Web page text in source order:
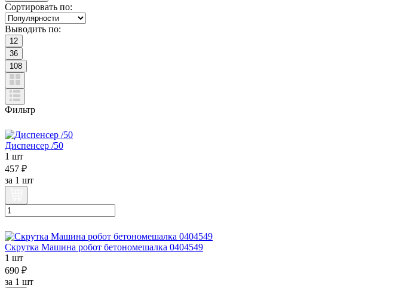
Сортировать по:
Выводить по:
12
36
108
Фильтр
Диспенсер /50
1 шт
457 ₽
за 1 шт
Скрутка Машина робот бетономешалка 0404549
1 шт
690 ₽
за 1 шт